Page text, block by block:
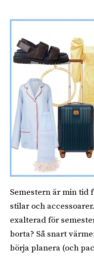
Semestern är min tid
stilar och
exalterad för
borta? Så snart
börja planera (och